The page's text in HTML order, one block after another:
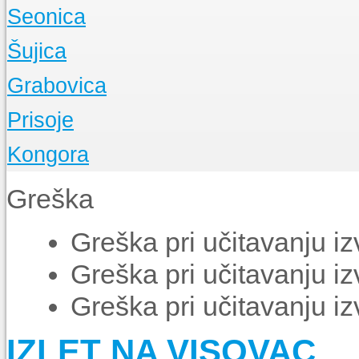
O Župi
Događanja
Seonica
O Župi
Događanja
Šujica
O Župi
Događanja
Grabovica
O Župi
Događanja
Prisoje
Događanja
Kongora
Događanja
Greška
Greška pri učitavanju
Greška pri učitavanju
Greška pri učitavanju
IZLET NA VISOVAC